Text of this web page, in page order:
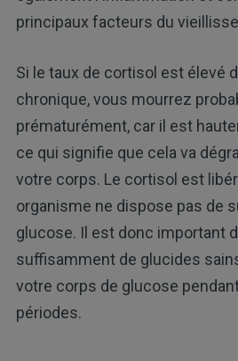
principaux facteurs du
Si le taux de cortisol est élevé
chronique, vous mourrez
prématurément, car il est
ce qui signifie que cela va
votre corps. Le cortisol est
organisme ne dispose pas de
glucose. Il est donc important
suffisamment de glucides
votre corps de glucose
périodes.